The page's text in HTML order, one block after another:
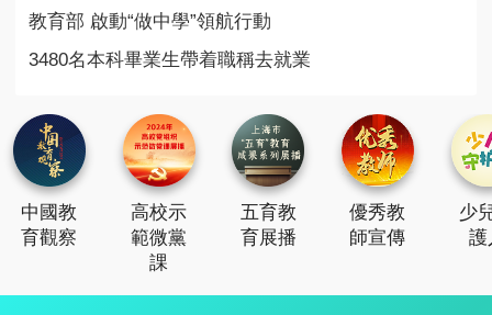
教育部 啟動“做中學”領航行動
3480名本科畢業生帶着職稱去就業
中國教
育觀察
高校示
範微黨
課
五育教
育展播
優秀教
師宣傳
少
護